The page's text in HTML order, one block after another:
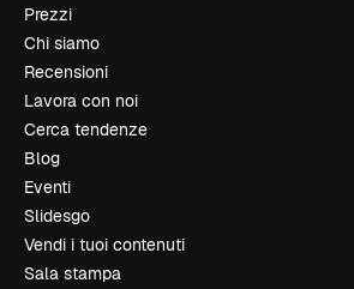
Prezzi
Chi siamo
Recensioni
Lavora con noi
Cerca tendenze
Blog
Eventi
Slidesgo
Vendi i tuoi contenuti
Sala stampa